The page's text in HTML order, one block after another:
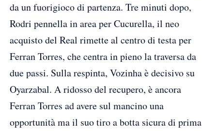
da un fuorigioco di partenza. Tre minuti dopo,
Rodri pennella in area per Cucurella, il neo
acquisto del Real rimette al centro di testa per
Ferran Torres, che centra in pieno la traversa da
due passi. Sulla respinta, Vozinha è decisivo su
Oyarzabal. A ridosso del recupero, è ancora
Ferran Torres ad avere sul mancino una
opportunità ma il suo tiro a botta sicura di prima